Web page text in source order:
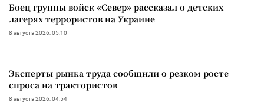
Боец группы войск «Север» рассказал о детских
лагерях террористов на Украине
8 августа 2026, 05:10
Эксперты рынка труда сообщили о резком росте
спроса на трактористов
8 августа 2026, 04:54